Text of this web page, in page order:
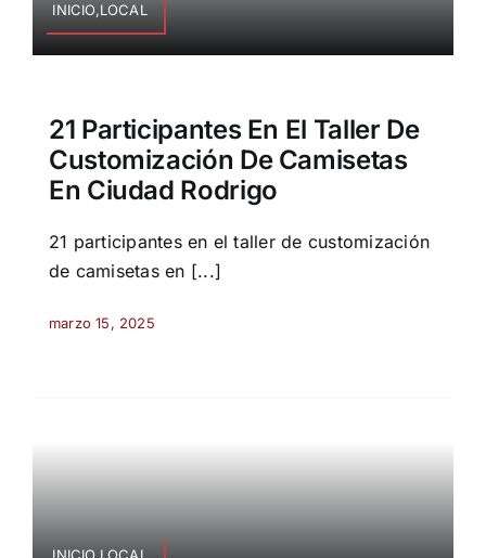
INICIO,LOCAL
21 Participantes En El Taller De
Customización De Camisetas
En Ciudad Rodrigo
21 participantes en el taller de customización
de camisetas en [...]
marzo 15, 2025